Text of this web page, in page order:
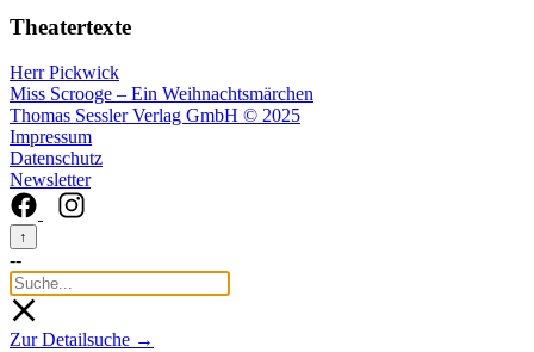
Theatertexte
Herr Pickwick
Miss Scrooge – Ein Weihnachtsmärchen
Thomas Sessler Verlag GmbH © 2025
Impressum
Datenschutz
Newsletter
↑
--
Zur Detailsuche →